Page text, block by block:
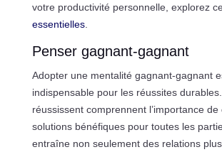
votre productivité personnelle, explorez
essentielles.
Penser gagnant-gagnant
Adopter une mentalité gagnant-gagnant
indispensable pour les réussites
réussissent comprennent l’importance de
solutions bénéfiques pour toutes les
entraîne non seulement des relations plus